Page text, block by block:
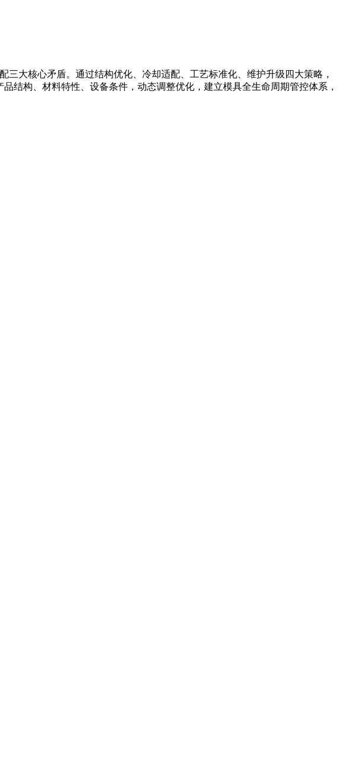
大核心矛盾。通过结构优化、冷却适配、工艺标准化、维护升级四大策略，
结构、材料特性、设备条件，动态调整优化，建立模具全生命周期管控体系，